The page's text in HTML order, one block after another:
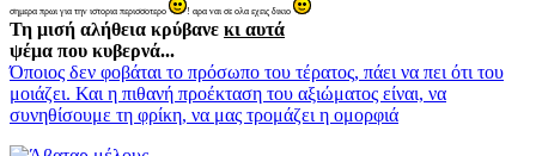
σημερα πρωι για την ιστορια περισσοτερο ! αρα ναι σε ολα εχεις δικιο
Τη μισή αλήθεια κρύβανε κι αυτά
ψέμα που κυβερνά...
Όποιος δεν φοβάται το πρόσωπο του τέρατος, πάει να πει ότι του
μοιάζει. Και η πιθανή προέκταση του αξιώματος είναι, να
συνηθίσουμε τη φρίκη, να μας τρομάζει η ομορφιά